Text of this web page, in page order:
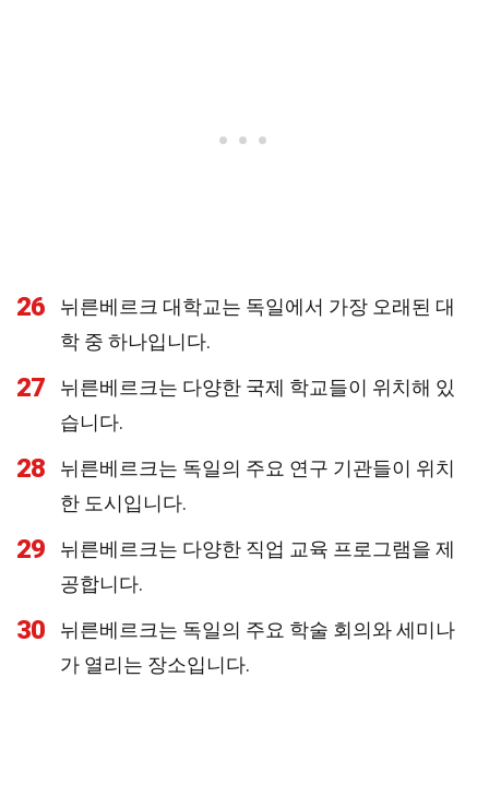
26
뉘른베르크 대학교는 독일에서 가장 오래된 대
학 중 하나입니다.
27
뉘른베르크는 다양한 국제 학교들이 위치해 있
습니다.
28
뉘른베르크는 독일의 주요 연구 기관들이 위치
한 도시입니다.
29
뉘른베르크는 다양한 직업 교육 프로그램을 제
공합니다.
30
뉘른베르크는 독일의 주요 학술 회의와 세미나
가 열리는 장소입니다.